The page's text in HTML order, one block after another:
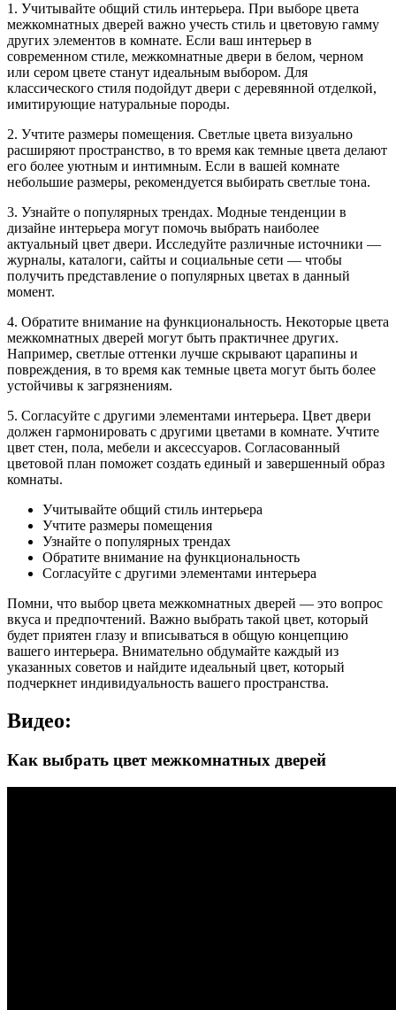
1. Учитывайте общий стиль интерьера. При выборе цвета
межкомнатных дверей важно учесть стиль и цветовую гамму
других элементов в комнате. Если ваш интерьер в
современном стиле, межкомнатные двери в белом, черном
или сером цвете станут идеальным выбором. Для
классического стиля подойдут двери с деревянной отделкой,
имитирующие натуральные породы.
2. Учтите размеры помещения. Светлые цвета визуально
расширяют пространство, в то время как темные цвета делают
его более уютным и интимным. Если в вашей комнате
небольшие размеры, рекомендуется выбирать светлые тона.
3. Узнайте о популярных трендах. Модные тенденции в
дизайне интерьера могут помочь выбрать наиболее
актуальный цвет двери. Исследуйте различные источники —
журналы, каталоги, сайты и социальные сети — чтобы
получить представление о популярных цветах в данный
момент.
4. Обратите внимание на функциональность. Некоторые цвета
межкомнатных дверей могут быть практичнее других.
Например, светлые оттенки лучше скрывают царапины и
повреждения, в то время как темные цвета могут быть более
устойчивы к загрязнениям.
5. Согласуйте с другими элементами интерьера. Цвет двери
должен гармонировать с другими цветами в комнате. Учтите
цвет стен, пола, мебели и аксессуаров. Согласованный
цветовой план поможет создать единый и завершенный образ
комнаты.
Учитывайте общий стиль интерьера
Учтите размеры помещения
Узнайте о популярных трендах
Обратите внимание на функциональность
Согласуйте с другими элементами интерьера
Помни, что выбор цвета межкомнатных дверей — это вопрос
вкуса и предпочтений. Важно выбрать такой цвет, который
будет приятен глазу и вписываться в общую концепцию
вашего интерьера. Внимательно обдумайте каждый из
указанных советов и найдите идеальный цвет, который
подчеркнет индивидуальность вашего пространства.
Видео:
Как выбрать цвет межкомнатных дверей